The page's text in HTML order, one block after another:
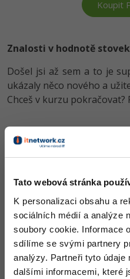
Tato webová stránka
K personalizaci obsahu a
sociálních médií a analýze
soubory cookie. Informace
sdílíme se svými partnery
analýzy. Partneři tyto údaje
dalšími informacemi, které
Fórum
Photoshop -80%
Adobe Lightroom
Adobe InDesign -
Adobe After Effects
Blender -80%
Příběhy absolventů
Blog
Pro firmy
Koupit
Znalosti v hodnotě
Došel jsi až sem a to je
ukázaly něco nového a
Chceš v kurzu pokračovat?
Obsah článku spadá pod licenci
smluvními podmínkami
Co od nás v dalších
Přístup k jednotlivým
Kvalitní znalostiv
Dovednosti, které ti
dobře placenou